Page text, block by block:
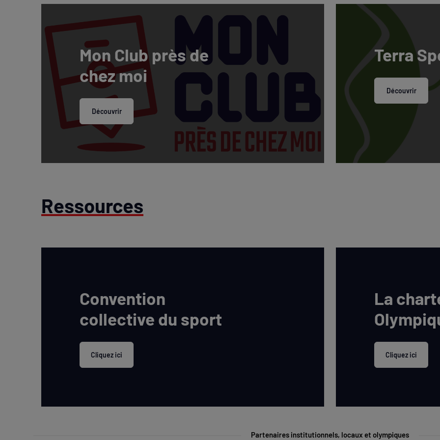
Mon Club près de
chez moi
Découvrir
Terra
Découvrir
Ressources
Convention
collective du sport
Cliquez ici
La
Cliquez ici
Partenaires institutionnels, locaux et olympiques